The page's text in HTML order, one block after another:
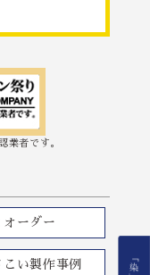
業者です。
ーダー
い製作事例